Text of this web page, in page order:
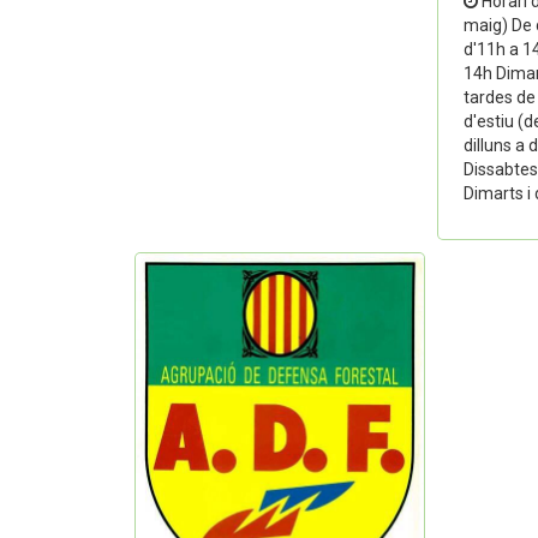
maig) De
d'11h a
14h
tardes de
d'estiu
dilluns a
Dimarts i